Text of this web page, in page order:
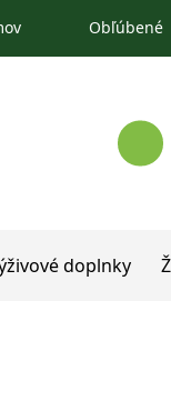
Obľúbené
doplnky